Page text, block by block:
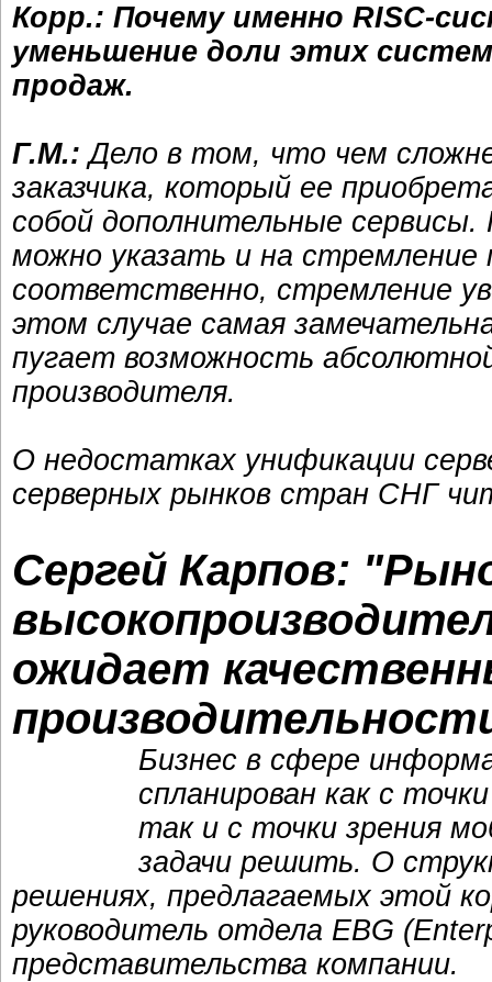
Корр.: Почему именно RISC-
уменьшение доли этих
продаж.
Г.М.:Дело в том, что чем
заказчика, который ее
собой дополнительные
можно указать и на стремление
соответственно, стремление
этом случае самая
пугает возможность
производителя.
О недостатках унификации
серверных рынков стран СНГ
Сергей Карпов:
ожидает
Бизнес в сфере
спланирован как с
так и с точки зрения
задачи решить. О
решениях, предлагаемых этой
руководитель отдела EBG
представительства компании.